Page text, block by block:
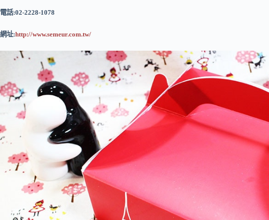
電話:02-2228-1078
網址:http://www.semeur.com.tw/